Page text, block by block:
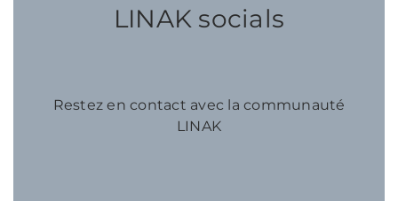
LINAK socials
Restez en contact avec la communauté
LINAK